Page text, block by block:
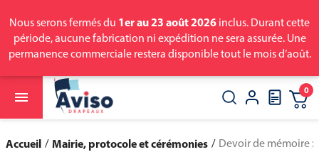
Nous serons fermés du 1er au 23 août 2026 inclus. Durant cette
période, aucune fabrication ni expédition ne sera assurée. Une
permanence commerciale restera disponible tout le mois d’août.
 0
search
Accueil Mairie, protocole et cérémonies Devoir de mémoire :